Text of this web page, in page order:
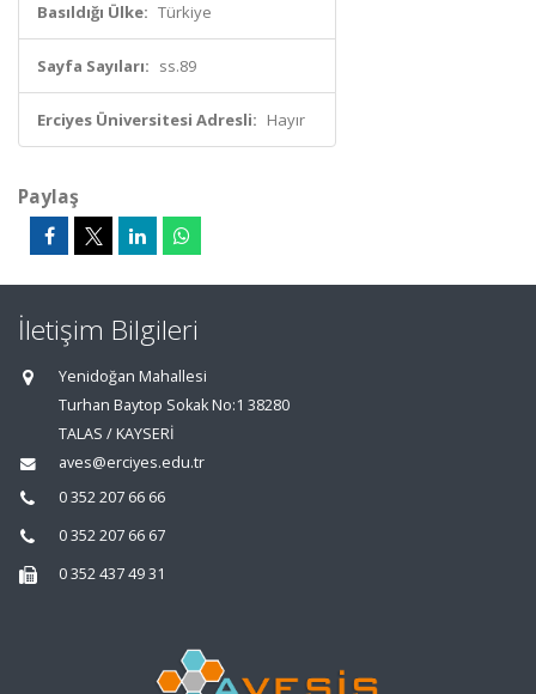
Basıldığı Ülke: Türkiye
Sayfa Sayıları: ss.89
Erciyes Üniversitesi Adresli: Hayır
Paylaş
İletişim Bilgileri
Yenidoğan Mahallesi
Turhan Baytop Sokak No:1 38280
TALAS / KAYSERİ
aves@erciyes.edu.tr
0 352 207 66 66
0 352 207 66 67
0 352 437 49 31